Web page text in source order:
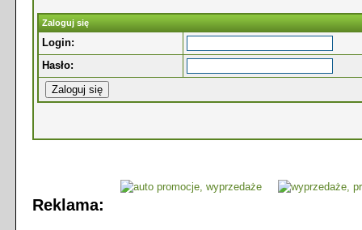
Zaloguj się
Login:
Hasło:
Reklama: